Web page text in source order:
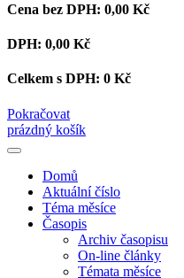
Cena bez DPH: 0,00 Kč
DPH: 0,00 Kč
Celkem s DPH: 0 Kč
Pokračovat
prázdný košík
Domů
Aktuální číslo
Téma měsíce
Časopis
Archiv časopisu
On-line články
Témata měsíce